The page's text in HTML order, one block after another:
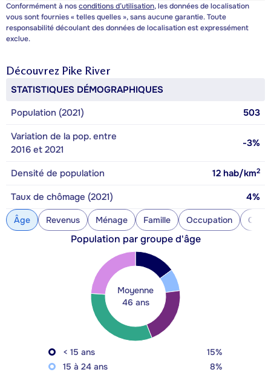
Conformément à nosconditions d’utilisation, les données de localisation
vous sont fournies « telles quelles », sans aucune garantie. Toute
responsabilité découlant des données de localisation est expressément
exclue.
Découvrez Pike River
STATISTIQUES DÉMOGRAPHIQUES
Population (2021)
503
Variation de la pop. entre
2016 et 2021
-3%
Densité de population 12 hab/km2
Taux de chômage (2021) 4%
Âge Revenus Ménage Famille Occupation
Population par groupe d'âge
Moyenne
46 ans
< 15 ans
15%
15 à 24 ans
8%